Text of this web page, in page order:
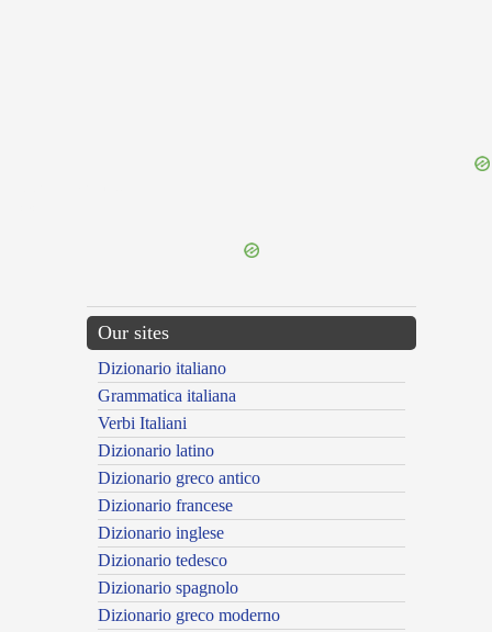
Our sites
Dizionario italiano
Grammatica italiana
Verbi Italiani
Dizionario latino
Dizionario greco antico
Dizionario francese
Dizionario inglese
Dizionario tedesco
Dizionario spagnolo
Dizionario greco moderno